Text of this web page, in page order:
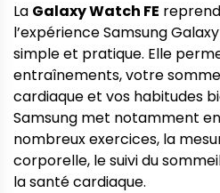
La Galaxy Watch FE
l’expérience Samsung
simple et pratique. Elle
entraînements, votre
cardiaque et vos habitudes
Samsung met notamment
nombreux exercices, la
corporelle, le suivi du
la santé cardiaque.